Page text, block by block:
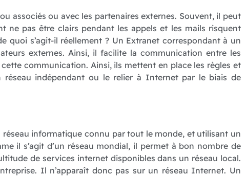
associés ou avec les partenaires externes. Souvent, il peut
ne pas être clairs pendant les appels et les mails risquent
quoi s’agit-il réellement ? Un Extranet correspondant à un
externes. Ainsi, il facilite la communication entre les
communication. Ainsi, ils mettent en place les règles et
indépendant ou le relier à Internet par le biais de
informatique connu par tout le monde, et utilisant un
il s’agit d’un réseau mondial, il permet à bon nombre de
de services internet disponibles dans un réseau local.
Il n’apparaît donc pas sur un réseau Internet. Un